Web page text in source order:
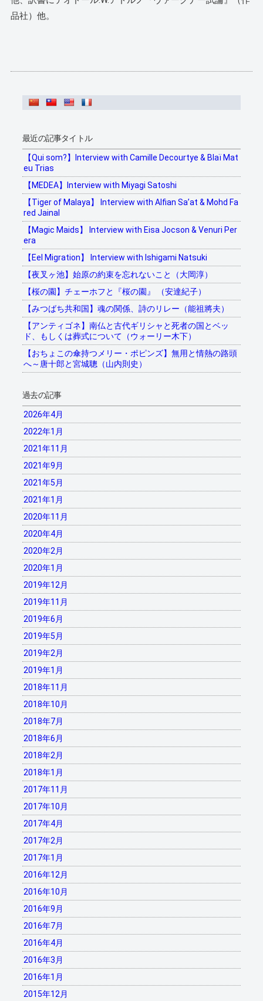
品社）他。
最近の記事タイトル
【Qui som?】Interview with Camille Decourtye & Blaï Mat
eu Trias
【MEDEA】Interview with Miyagi Satoshi
【Tiger of Malaya】 Interview with Alfian Sa’at & Mohd Fa
red Jainal
【Magic Maids】 Interview with Eisa Jocson & Venuri Per
era
【Eel Migration】 Interview with Ishigami Natsuki
【夜叉ヶ池】始原の約束を忘れないこと（大岡淳）
【桜の園】チェーホフと『桜の園』 （安達紀子）
【みつばち共和国】魂の関係、詩のリレー（能祖將夫）
【アンティゴネ】南仏と古代ギリシャと死者の国とベッ
ド、もしくは葬式について（ウォーリー木下）
【おちょこの傘持つメリー・ポピンズ】無用と情熱の路頭
へ～唐十郎と宮城聰（山内則史）
過去の記事
2026年4月
2022年1月
2021年11月
2021年9月
2021年5月
2021年1月
2020年11月
2020年4月
2020年2月
2020年1月
2019年12月
2019年11月
2019年6月
2019年5月
2019年2月
2019年1月
2018年11月
2018年10月
2018年7月
2018年6月
2018年2月
2018年1月
2017年11月
2017年10月
2017年4月
2017年2月
2017年1月
2016年12月
2016年10月
2016年9月
2016年7月
2016年4月
2016年3月
2016年1月
2015年12月